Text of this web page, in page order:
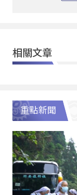
相關文章
重點新聞